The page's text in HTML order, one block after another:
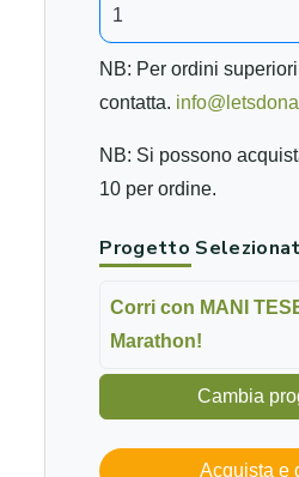
NB: Per ordini
contatta.
NB: Si possono
10 per ordine.
Progetto
Corri con MANI
Marathon!
Cambia
Acquista e